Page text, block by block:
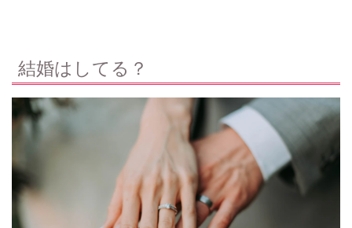
結婚はしてる？